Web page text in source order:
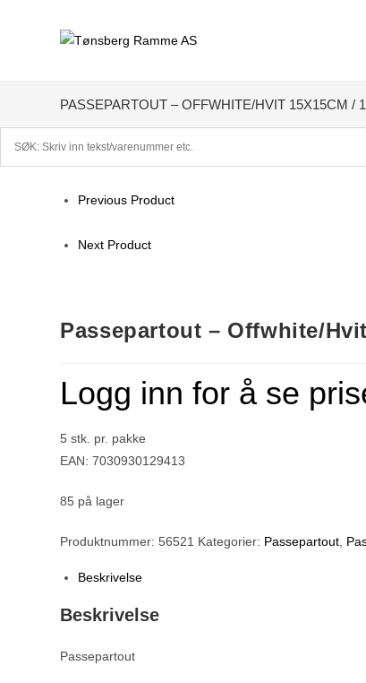
PASSEPARTOUT – OFFWHITE/HVIT 15X15CM /
Previous Product
Next Product
Passepartout – Offwhite/
Logg inn for å se
5 stk. pr. pakke
EAN: 7030930129413
85 på lager
Produktnummer:56521 Kategorier: Passepartout
Beskrivelse
Beskrivelse
Passepartout